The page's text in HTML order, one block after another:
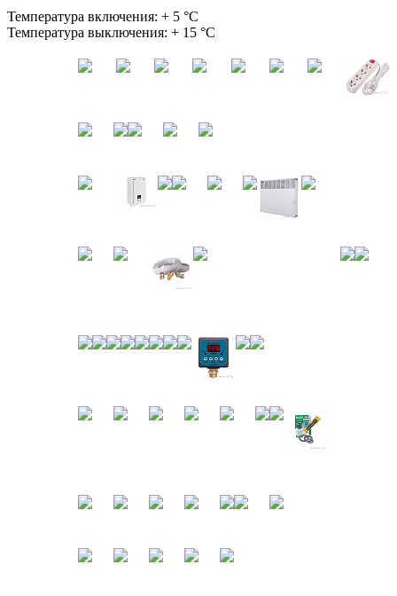
Температура включения: + 5 °С
Температура выключения: + 15 °С